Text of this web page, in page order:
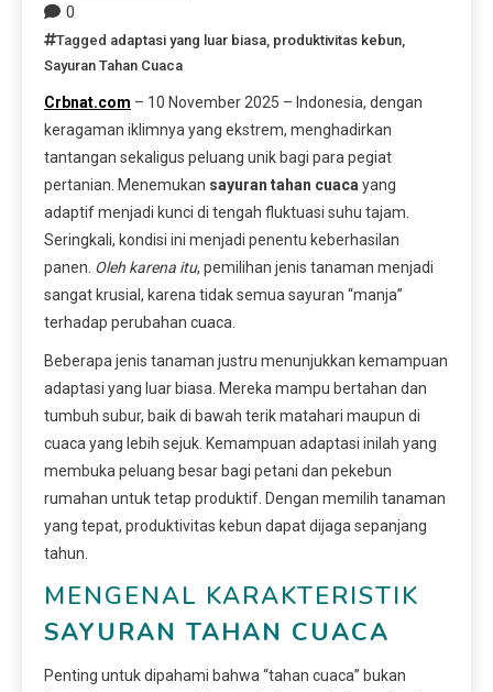
0
Tagged adaptasi yang luar biasa produktivitas kebun
Sayuran Tahan Cuaca
Crbnat.com – 10 November 2025 – Indonesia, dengan
keragaman iklimnya yang ekstrem, menghadirkan
tantangan sekaligus peluang unik bagi para pegiat
pertanian. Menemukan sayuran tahan cuaca yang
adaptif menjadi kunci di tengah fluktuasi suhu tajam.
Seringkali, kondisi ini menjadi penentu keberhasilan
panen. Oleh karena itu, pemilihan jenis tanaman menjadi
sangat krusial, karena tidak semua sayuran “manja”
terhadap perubahan cuaca.
Beberapa jenis tanaman justru menunjukkan kemampuan
adaptasi yang luar biasa. Mereka mampu bertahan dan
tumbuh subur, baik di bawah terik matahari maupun di
cuaca yang lebih sejuk. Kemampuan adaptasi inilah yang
membuka peluang besar bagi petani dan pekebun
rumahan untuk tetap produktif. Dengan memilih tanaman
yang tepat, produktivitas kebun dapat dijaga sepanjang
tahun.
MENGENAL KARAKTERISTIK
SAYURAN TAHAN CUACA
Penting untuk dipahami bahwa “tahan cuaca” bukan